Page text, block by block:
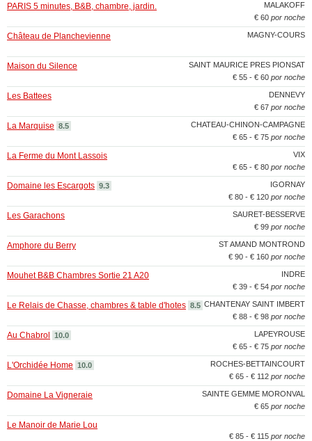
MALAKOFF
PARIS 5 minutes, B&B, chambre, jardin.
€ 60 por noche
MAGNY-COURS
Château de Planchevienne
SAINT MAURICE PRES PIONSAT
Maison du Silence
€ 55 - € 60 por noche
DENNEVY
Les Battees
€ 67 por noche
CHATEAU-CHINON-CAMPAGNE
La Marquise 8.5
€ 65 - € 75 por noche
VIX
La Ferme du Mont Lassois
€ 65 - € 80 por noche
IGORNAY
Domaine les Escargots 9.3
€ 80 - € 120 por noche
SAURET-BESSERVE
Les Garachons
€ 99 por noche
ST AMAND MONTROND
Amphore du Berry
€ 90 - € 160 por noche
INDRE
Mouhet B&B Chambres Sortie 21 A20
€ 39 - € 54 por noche
CHANTENAY SAINT IMBERT
Le Relais de Chasse, chambres & table d'hotes 8.5
€ 88 - € 98 por noche
LAPEYROUSE
Au Chabrol
10.0
€ 65 - € 75 por noche
ROCHES-BETTAINCOURT
L'Orchidée Home 10.0
€ 65 - € 112 por noche
SAINTE GEMME MORONVAL
Domaine La Vigneraie
€ 65 por noche
Le Manoir de Marie Lou
€ 85 - € 115 por noche